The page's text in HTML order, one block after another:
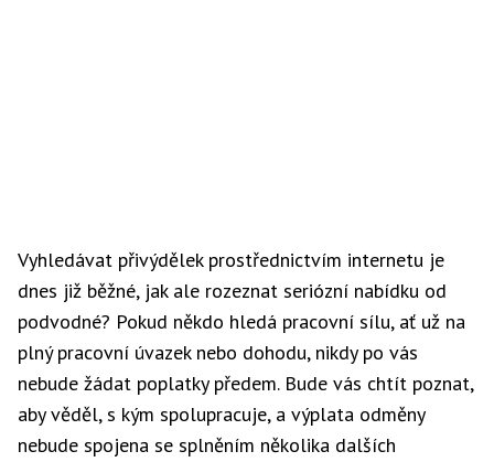
Vyhledávat přivýdělek prostřednictvím internetu je
dnes již běžné, jak ale rozeznat seriózní nabídku od
podvodné? Pokud někdo hledá pracovní sílu, ať už na
plný pracovní úvazek nebo dohodu, nikdy po vás
nebude žádat poplatky předem. Bude vás chtít poznat,
aby věděl, s kým spolupracuje, a výplata odměny
nebude spojena se splněním několika dalších